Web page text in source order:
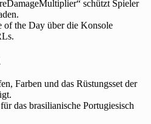
schützt Spieler
of the Day über die Konsole
Farben und das Rüstungsset der
das brasilianische Portugiesisch